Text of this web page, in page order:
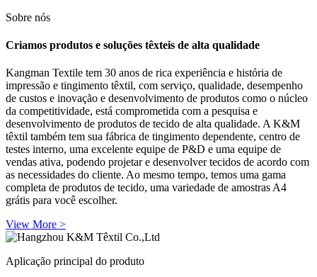
Sobre nós
Criamos produtos e soluções têxteis de alta qualidade
Kangman Textile tem 30 anos de rica experiência e história de
impressão e tingimento têxtil, com serviço, qualidade, desempenho
de custos e inovação e desenvolvimento de produtos como o núcleo
da competitividade, está comprometida com a pesquisa e
desenvolvimento de produtos de tecido de alta qualidade. A K&M
têxtil também tem sua fábrica de tingimento dependente, centro de
testes interno, uma excelente equipe de P&D e uma equipe de
vendas ativa, podendo projetar e desenvolver tecidos de acordo com
as necessidades do cliente. Ao mesmo tempo, temos uma gama
completa de produtos de tecido, uma variedade de amostras A4
grátis para você escolher.
View More >
Aplicação principal do produto